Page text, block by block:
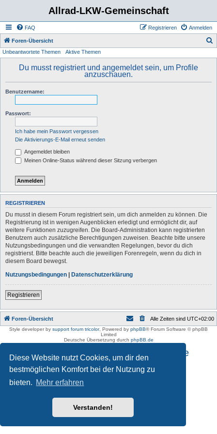
Diese Website nutzt Cookies, um dir den
bestmöglichen Komfort bei der Nutzung zu
bieten. Mehr erfahren
Verstanden!
Allrad-LKW-Gemeinschaft
FAQ Anmelden
Registrieren
Foren-Übersicht
Unbeantwortete Themen Aktive Themen
Du musst registriert und angemeldet sein, um Profile
anzuschauen.
Benutzername:
Passwort:
Ich habe mein Passwort vergessen
Die Aktivierungs-E-Mail erneut senden
Angemeldet bleiben
Meinen Online-Status während dieser Sitzung verbergen
REGISTRIEREN
Du musst in diesem Forum registriert sein, um dich anmelden zu können. Die
Registrierung ist in wenigen Augenblicken erledigt und ermöglicht dir, auf
weitere Funktionen zuzugreifen. Die Board-Administration kann registrierten
Benutzern auch zusätzliche Berechtigungen zuweisen. Beachte bitte unsere
Nutzungsbedingungen und die verwandten Regelungen, bevor du dich
registrierst. Bitte beachte auch die jeweiligen Forenregeln, wenn du dich in
diesem Board bewegst.
Nutzungsbedingungen | Datenschutzerklärung
Registrieren
Foren-Übersicht Alle Zeiten sind UTC+02:00
Style developer by support forum tricolor, Powered by phpBB® Forum Software © phpBB
Limited
Deutsche Übersetzung durch phpBB.de
Impressum und Datenschutzhinweise